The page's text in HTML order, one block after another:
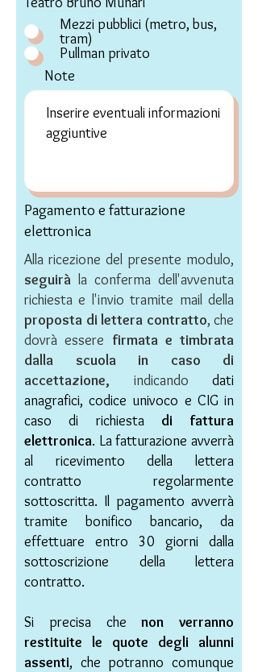
Mezzi pubblici (metro, bus,
tram)
Pullman privato
Note
Pagamento e fatturazione
elettronica
Alla ricezione del presente modulo,
seguirà la conferma dell'avvenuta
richiesta e l'invio tramite mail della
proposta di lettera contratto, che
dovrà essere firmata e timbrata
dalla scuola in caso di
accettazione, indicando dati
anagrafici,codice univoco e CIG in
caso di richiesta di fattura
elettronica. La fatturazione avverrà
al ricevimento della lettera
contratto regolarmente
sottoscritta. Il pagamento avverrà
tramite bonifico bancario, da
effettuare entro 30 giorni dalla
sottoscrizione della lettera
contratto.
Si precisa chenon verranno
restituite le quote degli alunni
assenti, che potranno comunque